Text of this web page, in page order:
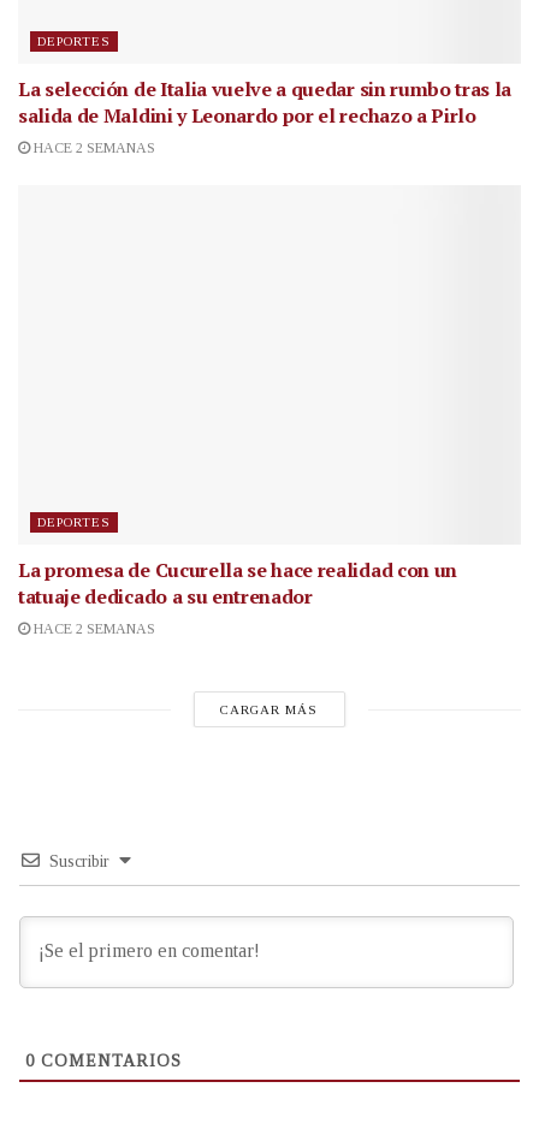
DEPORTES
La selección de Italia vuelve a quedar sin rumbo tras la
salida de Maldini y Leonardo por el rechazo a Pirlo
HACE 2 SEMANAS
DEPORTES
La promesa de Cucurella se hace realidad con un
tatuaje dedicado a su entrenador
HACE 2 SEMANAS
CARGAR MÁS
Suscribir
0 COMENTARIOS